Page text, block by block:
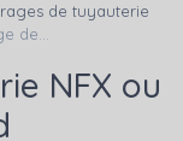
de tuyauterie
de...
NFX ou